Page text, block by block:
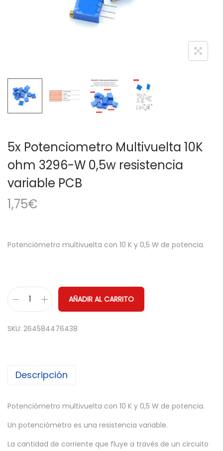
a
c
i
d
5x Potenciometro Multivuelta 10K
ohm 3296-W 0,5w resistencia
variable PCB
1,75€
Potenciómetro multivuelta con 10 K y 0,5 W de potencia.
P
e
c
m
AÑADIR AL CARRITO
SKU: 264584476438
Descripción
Potenciómetro multivuelta con 10 K y 0,5 W de potencia.
Un potenciómetro es una resistencia variable.
La cantidad de corriente que fluye a través de un circuito